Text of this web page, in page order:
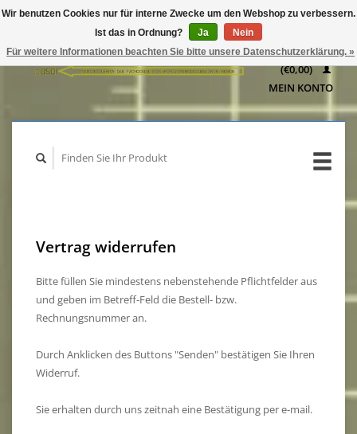
WARENKORB
(€0,00)
MEIN KONTO
Vertrag widerrufen
Bitte füllen Sie mindestens nebenstehende Pflichtfelder aus
und geben im Betreff-Feld die Bestell- bzw.
Rechnungsnummer an.
Durch Anklicken des Buttons "Senden" bestätigen Sie Ihren
Widerruf.
Sie erhalten durch uns zeitnah eine Bestätigung per e-mail.
Wir benutzen Cookies nur für interne Zwecke um den Webshop zu verbessern.
Ist das in Ordnung?
Ja
Nein
Für weitere Informationen beachten Sie bitte unsere Datenschutzerklärung. »